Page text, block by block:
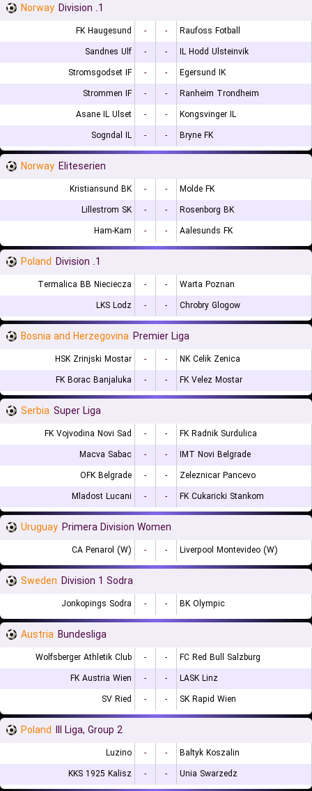
Norway 1. Division
FK Haugesund - -
Raufoss Fotball
Sandnes Ulf
- -
IL Hodd Ulsteinvik
Stromsgodset IF
- -
Egersund IK
Strommen IF
- -
Ranheim Trondheim
Asane IL Ulset
- -
Kongsvinger IL
Sogndal IL
- - Bryne FK
Norway Eliteserien
Kristiansund BK - -
Molde FK
Lillestrom SK
- -
Rosenborg BK
Ham-Kam
- - Aalesunds FK
Poland 1. Division
Termalica BB Nieciecza - -
Warta Poznan
LKS Lodz
- - Chrobry Glogow
Bosnia and Herzegovina Premier Liga
HSK Zrinjski Mostar - -
NK Celik Zenica
FK Borac Banjaluka
- - FK Velez Mostar
Serbia Super Liga
FK Vojvodina Novi Sad - -
FK Radnik Surdulica
Macva Sabac
- -
IMT Novi Belgrade
OFK Belgrade
- -
Zeleznicar Pancevo
Mladost Lucani
- - FK Cukaricki Stankom
Uruguay Primera Division Women
CA Penarol (W) - - Liverpool Montevideo (W)
Sweden Division 1 Sodra
Jonkopings Sodra - - BK Olympic
Austria Bundesliga
Wolfsberger Athletik Club - -
FC Red Bull Salzburg
FK Austria Wien
- -
LASK Linz
SV Ried
- - SK Rapid Wien
Poland III Liga, Group 2
Luzino - -
Baltyk Koszalin
KKS 1925 Kalisz
- - Unia Swarzedz